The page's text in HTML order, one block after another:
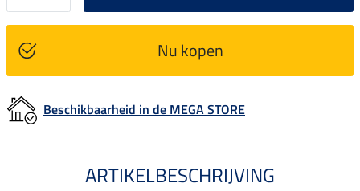
Nu kopen
Beschikbaarheid in de MEGA STORE
ARTIKELBESCHRIJVING